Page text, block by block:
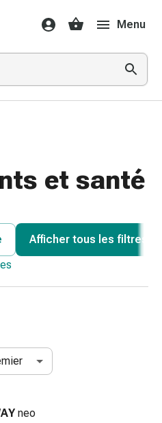
Menu
et santé
Afficher tous les filtres
neo